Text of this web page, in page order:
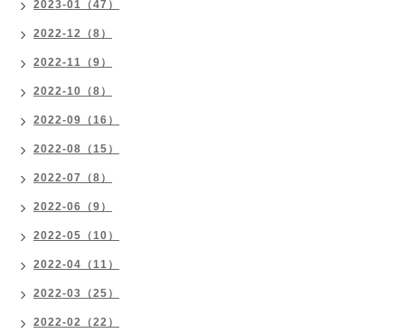
2023-01（47）
2022-12（8）
2022-11（9）
2022-10（8）
2022-09（16）
2022-08（15）
2022-07（8）
2022-06（9）
2022-05（10）
2022-04（11）
2022-03（25）
2022-02（22）